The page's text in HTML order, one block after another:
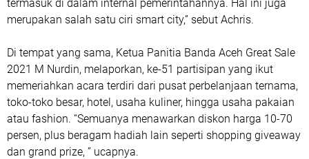
termasuk di dalam internal pemerintahannya. Hal ini juga
merupakan salah satu ciri smart city,” sebut Achris.
Di tempat yang sama, Ketua Panitia Banda Aceh Great Sale
2021 M Nurdin, melaporkan, ke-51 partisipan yang ikut
memeriahkan acara terdiri dari pusat perbelanjaan ternama,
toko-toko besar, hotel, usaha kuliner, hingga usaha pakaian
atau fashion. “Semuanya menawarkan diskon harga 10-70
persen, plus beragam hadiah lain seperti shopping giveaway
dan grand prize, ” ucapnya.